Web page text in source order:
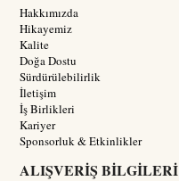
Hakkımızda
Hikayemiz
Kalite
Doğa Dostu
Sürdürülebilirlik
İletişim
İş Birlikleri
Kariyer
Sponsorluk & Etkinlikler
ALIŞVERİŞ BİLGİLERİ